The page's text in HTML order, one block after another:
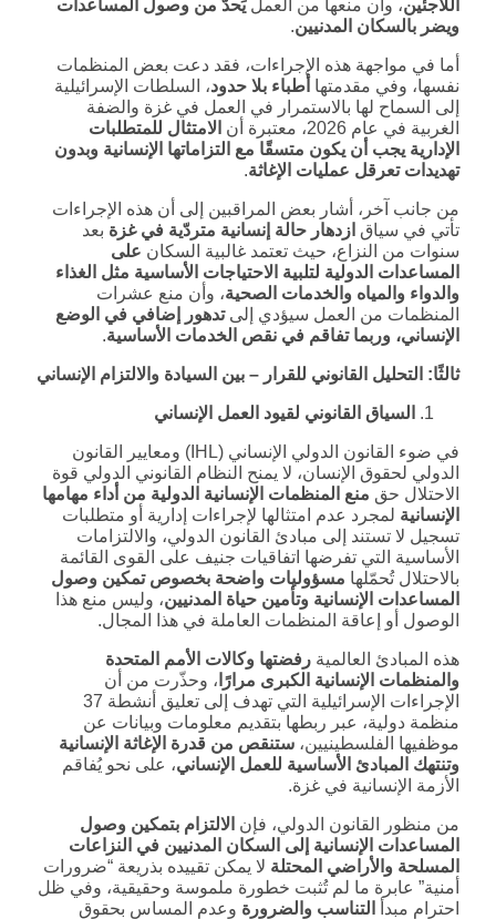
اللاجئين، وأن منعها من العمليَحدّ من وصول المساعدات
ويضر بالسكان المدنيين.
أما في مواجهة هذه الإجراءات، فقد دعت بعض المنظمات
نفسها، وفي مقدمتها أطباء بلا حدود، السلطات الإسرائيلية
إلى السماح لها بالاستمرار في العمل في غزة والضفة
الغربية في عام 2026، معتبرة أن
الامتثال للمتطلبات
الإدارية يجب أن يكون متسقًا مع التزاماتها الإنسانية وبدون
تهديدات تعرقل عمليات الإغاثة.
من جانب آخر، أشار بعض المراقبين إلى أن هذه الإجراءات
تأتي في سياق ازدهار حالة إنسانية متردّية في غزة بعد
سنوات من النزاع، حيث تعتمد غالبية السكان على
المساعدات الدولية لتلبية الاحتياجات الأساسية مثل الغذاء
والدواء والمياه والخدمات الصحية، وأن منع عشرات
المنظمات من العمل سيؤدي إلىتدهور إضافي في الوضع
الإنساني، وربما تفاقم في نقص الخدمات الأساسية.
ثالثًا: التحليل القانوني للقرار – بين السيادة والالتزام الإنساني
السياق القانوني لقيود العمل الإنساني
في ضوء القانون الدولي الإنساني (IHL) ومعايير القانون
الدولي لحقوق الإنسان، لا يمنح النظام القانوني الدولي قوة
الاحتلال حق منع المنظمات الإنسانية الدولية من أداء مهامها
الإنسانية لمجرد عدم امتثالها لإجراءات إدارية أو متطلبات
تسجيل لا تستند إلى مبادئ القانون الدولي، والالتزامات
الأساسية التي تفرضها اتفاقيات جنيف على القوى القائمة
بالاحتلال تُحمّلها مسؤوليات واضحة بخصوص تمكين وصول
المساعدات الإنسانية وتأمين حياة المدنيين، وليس منع هذا
الوصول أو إعاقة المنظمات العاملة في هذا المجال.
هذه المبادئ العالمية رفضتها وكالات الأمم المتحدة
والمنظمات الإنسانية الكبرى مرارًا ، وحذّرت من أن
الإجراءات الإسرائيلية التي تهدف إلى تعليق أنشطة 37
منظمة دولية، عبر ربطها بتقديم معلومات وبيانات عن
موظفيها الفلسطينيين، ستنقص من قدرة الإغاثة الإنسانية
وتنتهك المبادئ الأساسية للعمل الإنساني، على نحو يُفاقم
الأزمة الإنسانية في غزة.
من منظور القانون الدولي، فإن الالتزام بتمكين وصول
المساعدات الإنسانية إلى السكان المدنيين في النزاعات
المسلحة والأراضي المحتلة لا يمكن تقييده بذريعة “ضرورات
أمنية” عابرة ما لم تُثبت خطورة ملموسة وحقيقية، وفي ظل
احترام مبدأ
التناسب والضرورة وعدم المساس بحقوق